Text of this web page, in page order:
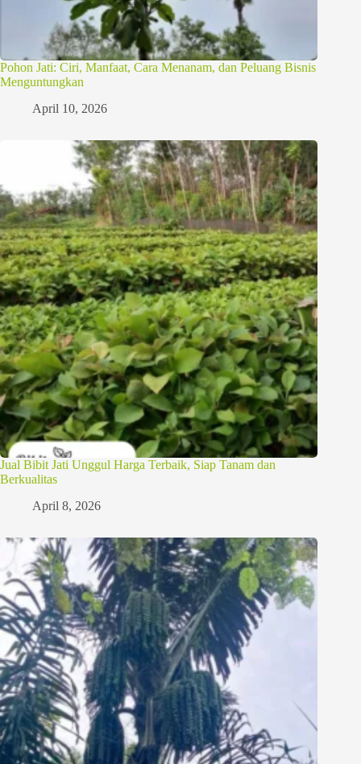
Pohon Jati: Ciri, Manfaat, Cara Menanam, dan Peluang Bisnis
Menguntungkan
April 10, 2026
Jual Bibit Jati Unggul Harga Terbaik, Siap Tanam dan
Berkualitas
April 8, 2026